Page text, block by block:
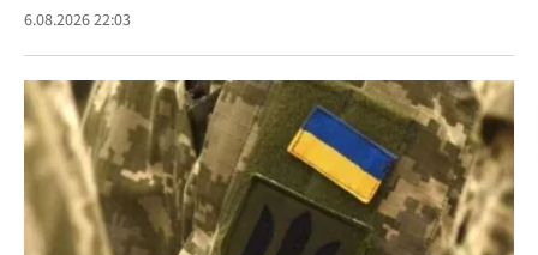
6.08.2026 22:03